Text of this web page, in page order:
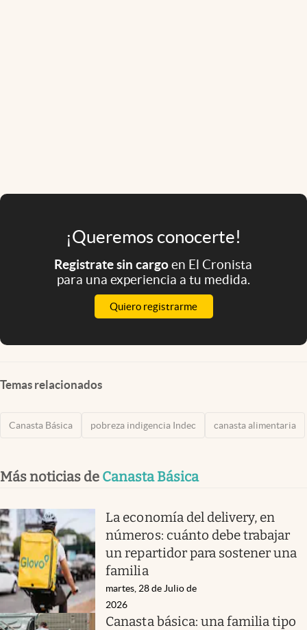
¡Queremos conocerte!
Registrate sin cargoen El Cronista
para una experiencia a tu medida.
Quiero registrarme
Temas relacionados
Canasta Básica pobreza indigencia Indec canasta alimentaria
Más noticias de Canasta Básica
La economía del delivery, en
números: cuánto debe trabajar
un repartidor para sostener una
familia
martes, 28 de Julio de
2026
Canasta básica: una familia tipo